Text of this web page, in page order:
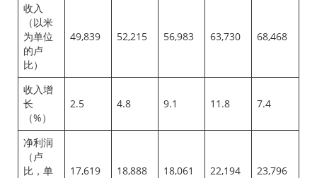
收入
（以米
为单位
的卢
比）
49,839 52,215 56,983 63,730 68,468
收入增
长
（%）
2.5 4.8 9.1 11.8 7.4
净利润
（卢
比，单
17,619 18,888 18,061 22,194 23,796